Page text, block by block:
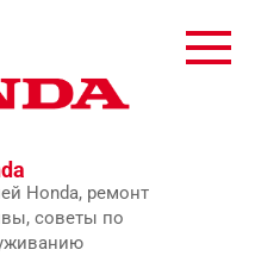
Honda, ремонт
советы по